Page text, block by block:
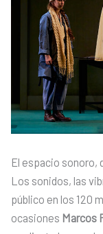
El espacio sonoro,
Los sonidos, las
público en los 120
ocasiones Marcos